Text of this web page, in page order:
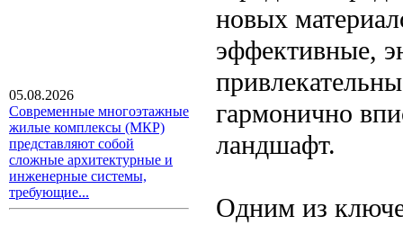
05.08.2026
Современные многоэтажные
жилые комплексы (МКР)
представляют собой
сложные архитектурные и
инженерные системы,
требующие...
новых
эффективные,
гармонично
ландшафт.
Одним из